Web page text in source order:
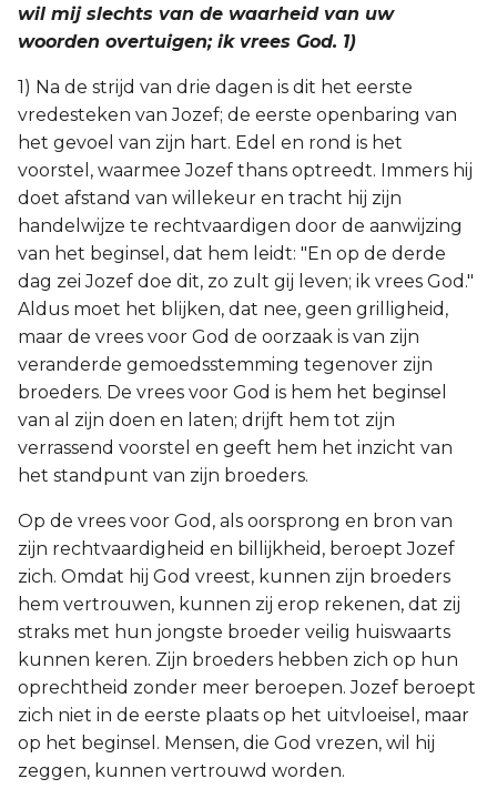
wil mij slechts van de waarheid van uw
woorden overtuigen; ik vrees God. 1)
1) Na de strijd van drie dagen is dit het eerste
vredesteken van Jozef; de eerste openbaring van
het gevoel van zijn hart. Edel en rond is het
voorstel, waarmee Jozef thans optreedt. Immers hij
doet afstand van willekeur en tracht hij zijn
handelwijze te rechtvaardigen door de aanwijzing
van het beginsel, dat hem leidt: "En op de derde
dag zei Jozef doe dit, zo zult gij leven; ik vrees God."
Aldus moet het blijken, dat nee, geen grilligheid,
maar de vrees voor God de oorzaak is van zijn
veranderde gemoedsstemming tegenover zijn
broeders. De vrees voor God is hem het beginsel
van al zijn doen en laten; drijft hem tot zijn
verrassend voorstel en geeft hem het inzicht van
het standpunt van zijn broeders.
Op de vrees voor God, als oorsprong en bron van
zijn rechtvaardigheid en billijkheid, beroept Jozef
zich. Omdat hij God vreest, kunnen zijn broeders
hem vertrouwen, kunnen zij erop rekenen, dat zij
straks met hun jongste broeder veilig huiswaarts
kunnen keren. Zijn broeders hebben zich op hun
oprechtheid zonder meer beroepen. Jozef beroept
zich niet in de eerste plaats op het uitvloeisel, maar
op het beginsel. Mensen, die God vrezen, wil hij
zeggen, kunnen vertrouwd worden.